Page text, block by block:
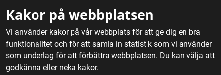
Kakor på webbplatsen
Vi använder kakor på vår webbplats för att ge dig en bra
funktionalitet och för att samla in statistik som vi använder
som underlag för att förbättra webbplatsen. Du kan välja att
godkänna eller neka kakor.
Hem / Fördjupning / Litteratur om matkultur och
mattraditioner / Traditioner kring slakt och konservering av
kött